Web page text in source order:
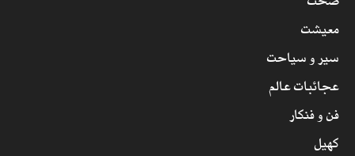
معیشت
سیر و سیاحت
عجائبات عالم
فن و فنکار
کھیل